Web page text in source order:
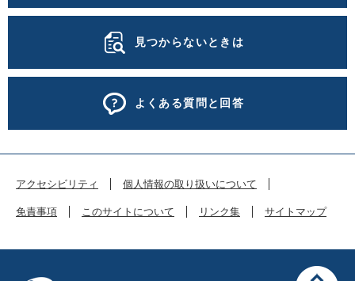
見つからないときは
よくある質問と回答
アクセシビリティ 個人情報の取り扱いについて
免責事項 このサイトについて リンク集 サイトマップ